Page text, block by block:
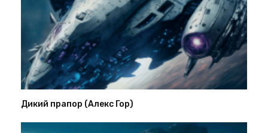
Дикий прапор (Алекс Гор)